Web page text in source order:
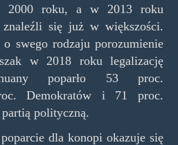
2000 roku, a w 2013 roku
się już w większości.
swego rodzaju porozumienie
w 2018 roku legalizację
poparło 53 proc.
Demokratów i 71 proc.
polityczną.
dla konopi okazuje się